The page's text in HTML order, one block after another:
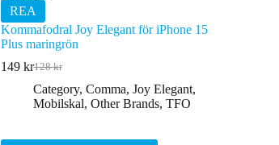
REA
Kommafodral Joy Elegant för iPhone 15
Plus maringrön
128kr
Det
ursprungliga
priset
149 krDet
nuvarande
priset
Category, Comma, Joy Elegant,
Mobilskal, Other Brands, TFO